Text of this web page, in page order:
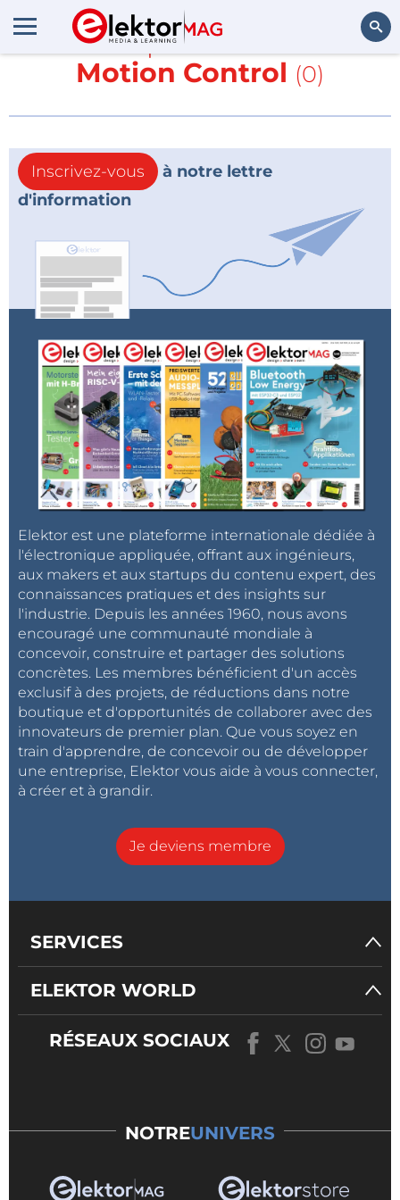
Rechercher
En savoir plus sur
Trinamic
Motion Control (0)
Inscrivez-vous
à notre lettre
d'information
Elektor est une plateforme internationale dédiée à
l'électronique appliquée, offrant aux ingénieurs,
aux makers et aux startups du contenu expert, des
connaissances pratiques et des insights sur
l'industrie. Depuis les années 1960, nous avons
encouragé une communauté mondiale à
concevoir, construire et partager des solutions
concrètes. Les membres bénéficient d'un accès
exclusif à des projets, de réductions dans notre
boutique et d'opportunités de collaborer avec des
innovateurs de premier plan. Que vous soyez en
train d'apprendre, de concevoir ou de développer
une entreprise, Elektor vous aide à vous connecter,
à créer et à grandir.
Je deviens membre
SERVICES
ELEKTOR WORLD
RÉSEAUX SOCIAUX
NOTREUNIVERS